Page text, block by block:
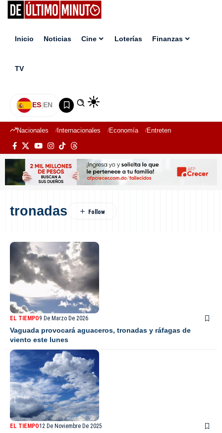
Inicio Noticias Cine Loterías Finanzas
TV
ES|EN
Nacionales Internacionales Economía Entretenimiento
tronadas
EL TIEMPO9 De Marzo De 2026
Vaguada provocará aguaceros, tronadas y ráfagas de
viento este lunes
EL TIEMPO12 De Noviembre De 2025